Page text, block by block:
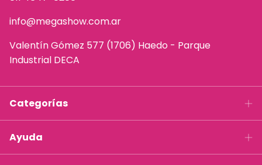
info@megashow.com.ar
Valentín Gómez 577 (1706) Haedo - Parque
Industrial DECA
Categorías
Ayuda